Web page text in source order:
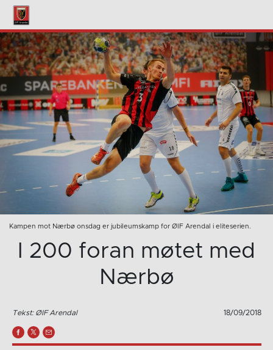
Kampen mot Nærbø onsdag er jubileumskamp for ØIF Arendal i eliteserien.
I 200 foran møtet med
Nærbø
Tekst: ØIF Arendal 18/09/2018